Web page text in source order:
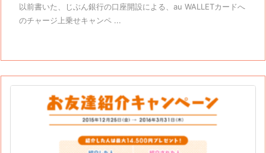
以前書いた、じぶん銀行の口座開設による、au WALLETカードへ
のチャージ上乗せキャンペ ...